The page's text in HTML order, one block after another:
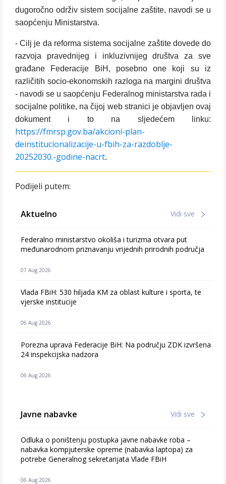
dugoročno održiv sistem socijalne zaštite, navodi se u
saopćenju Ministarstva.
- Cilj je da reforma sistema socijalne zaštite dovede do
razvoja pravednijeg i inkluzivnijeg društva za sve
građane Federacije BiH, posebno one koji su iz
različitih socio-ekonomskih razloga na margini društva
- navodi se u saopćenju Federalnog ministarstva rada i
socijalne politike, na čijoj web stranici je objavljen ovaj
dokument i to na sljedećem linku:
https://fmrsp.gov.ba/akcioni-plan-
deinstitucionalizacije-u-fbih-za-razdoblje-
20252030.-godine-nacrt.
Podijeli putem:
Aktuelno Vidi sve
Federalno ministarstvo okoliša i turizma otvara put
međunarodnom priznavanju vrijednih prirodnih područja
07 Aug 2026
Vlada FBiH: 530 hiljada KM za oblast kulture i sporta, te
vjerske institucije
06 Aug 2026
Porezna uprava Federacije BiH: Na području ZDK izvršena
24 inspekcijska nadzora
06 Aug 2026
Javne nabavke Vidi sve
Odluka o poništenju postupka javne nabavke roba –
nabavka kompjuterske opreme (nabavka laptopa) za
potrebe Generalnog sekretarijata Vlade FBiH
06 Aug 2026